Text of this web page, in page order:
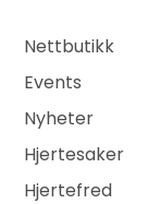
Nettbutikk
Events
Nyheter
Hjertesaker
Hjertefred